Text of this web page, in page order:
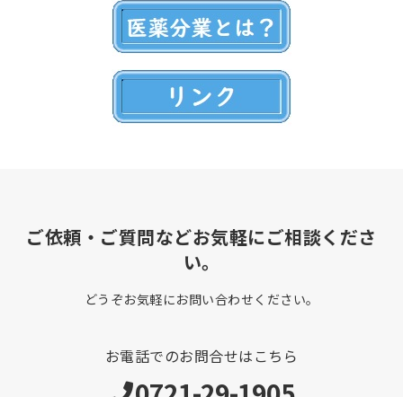
ご依頼・ご質問などお気軽にご相談くださ
い。
どうぞお気軽にお問い合わせください。
お電話でのお問合せはこちら